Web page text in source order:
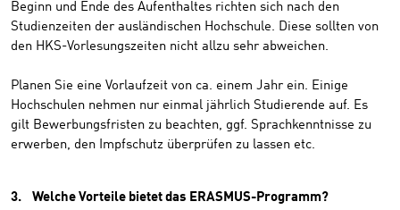
Beginn und Ende des Aufenthaltes richten sich nach den
Studienzeiten der ausländischen Hochschule. Diese sollten von
den HKS-Vorlesungszeiten nicht allzu sehr abweichen.
Planen Sie eine Vorlaufzeit von ca. einem Jahr ein. Einige
Hochschulen nehmen nur einmal jährlich Studierende auf. Es
gilt Bewerbungsfristen zu beachten, ggf. Sprachkenntnisse zu
erwerben, den Impfschutz überprüfen zu lassen etc.
3. Welche Vorteile bietet das ERASMUS-Programm?